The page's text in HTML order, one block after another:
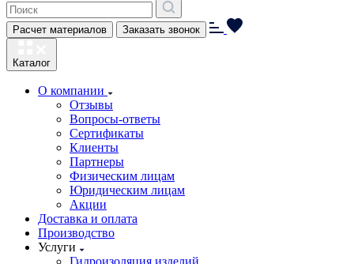
Расчет материалов Заказать звонок
Каталог
О компании
Отзывы
Вопросы-ответы
Сертификаты
Клиенты
Партнеры
Физическим лицам
Юридическим лицам
Акции
Доставка и оплата
Производство
Услуги
Гидроизоляция изделий